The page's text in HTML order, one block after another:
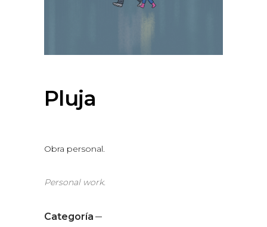
Pluja
Obra personal.
Personal work.
Categoría